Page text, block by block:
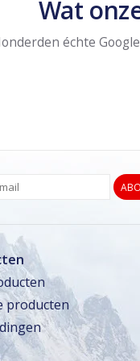
Wat
échte
producten